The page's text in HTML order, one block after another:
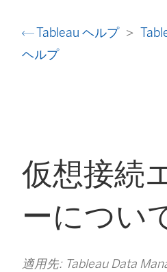
Tableau ヘルプ
ヘルプ
仮想接続
ーについ
適用先: Tableau Data